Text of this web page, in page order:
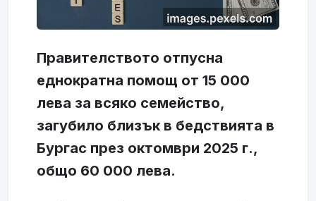
Правителството отпусна
еднократна помощ от 15 000
лева за всяко семейство,
загубило близък в бедствията в
Бургас през октомври 2025 г.,
общо 60 000 лева.